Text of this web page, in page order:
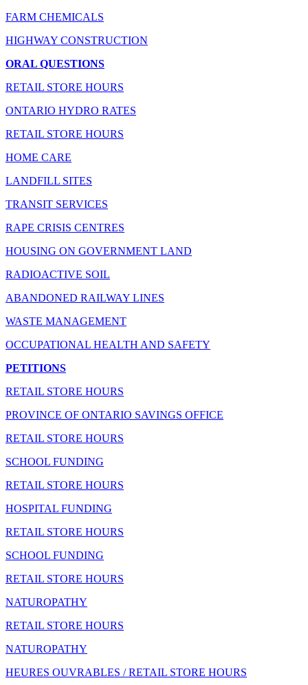
FARM CHEMICALS
HIGHWAY CONSTRUCTION
ORAL QUESTIONS
RETAIL STORE HOURS
ONTARIO HYDRO RATES
RETAIL STORE HOURS
HOME CARE
LANDFILL SITES
TRANSIT SERVICES
RAPE CRISIS CENTRES
HOUSING ON GOVERNMENT LAND
RADIOACTIVE SOIL
ABANDONED RAILWAY LINES
WASTE MANAGEMENT
OCCUPATIONAL HEALTH AND SAFETY
PETITIONS
RETAIL STORE HOURS
PROVINCE OF ONTARIO SAVINGS OFFICE
RETAIL STORE HOURS
SCHOOL FUNDING
RETAIL STORE HOURS
HOSPITAL FUNDING
RETAIL STORE HOURS
SCHOOL FUNDING
RETAIL STORE HOURS
NATUROPATHY
RETAIL STORE HOURS
NATUROPATHY
HEURES OUVRABLES / RETAIL STORE HOURS